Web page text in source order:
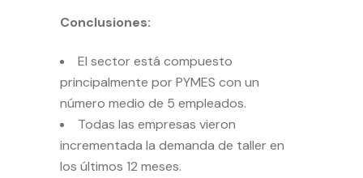
Conclusiones:
El sector está compuesto
principalmente por PYMES con un
número medio de 5 empleados.
Todas las empresas vieron
incrementada la demanda de taller en
los últimos 12 meses.